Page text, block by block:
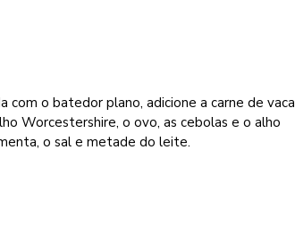
com o batedor plano, adicione a carne de vaca
Worcestershire, o ovo, as cebolas e o alho
o sal e metade do leite.